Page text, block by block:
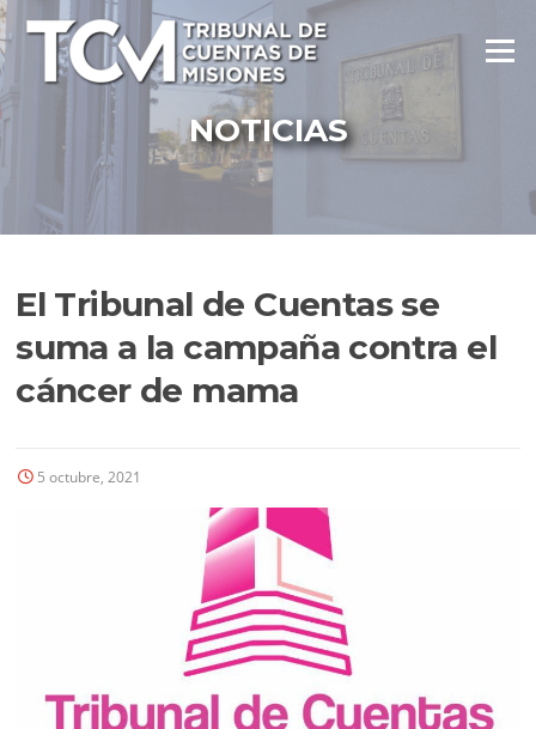
Ir
al
contenido
Menú
NOTICIAS
El Tribunal de Cuentas se
suma a la campaña contra el
cáncer de mama
5 octubre, 2021